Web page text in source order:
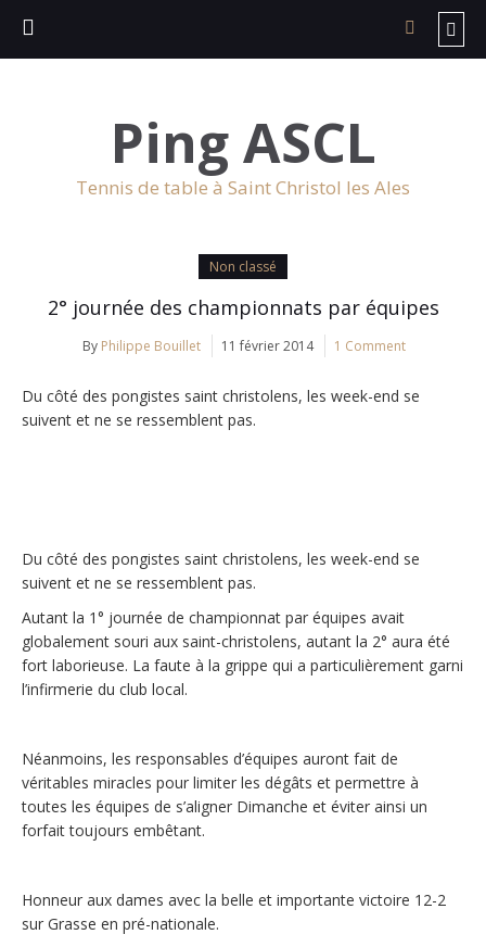
Ping ASCL
Tennis de table à Saint Christol les Ales
Non classé
2° journée des championnats par équipes
By Philippe Bouillet 11 février 2014 1 Comment
Du côté des pongistes saint christolens, les week-end se
suivent et ne se ressemblent pas.
Du côté des pongistes saint christolens, les week-end se
suivent et ne se ressemblent pas.
Autant la 1° journée de championnat par équipes avait
globalement souri aux saint-christolens, autant la 2° aura été
fort laborieuse. La faute à la grippe qui a particulièrement garni
l’infirmerie du club local.
Néanmoins, les responsables d’équipes auront fait de
véritables miracles pour limiter les dégâts et permettre à
toutes les équipes de s’aligner Dimanche et éviter ainsi un
forfait toujours embêtant.
Honneur aux dames avec la belle et importante victoire 12-2
sur Grasse en pré-nationale.